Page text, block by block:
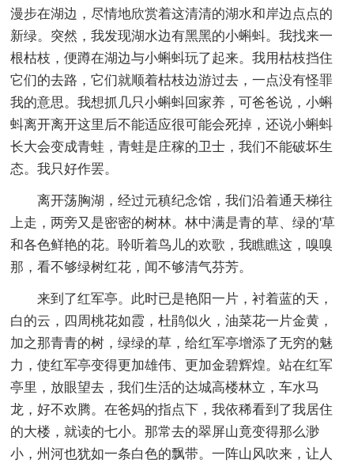
漫步在湖边，尽情地欣赏着这清清的湖水和岸边点点的
新绿。突然，我发现湖水边有黑黑的小蝌蚪。我找来一
根枯枝，便蹲在湖边与小蝌蚪玩了起来。我用枯枝挡住
它们的去路，它们就顺着枯枝边游过去，一点没有怪罪
我的意思。我想抓几只小蝌蚪回家养，可爸爸说，小蝌
蚪离开离开这里后不能适应很可能会死掉，还说小蝌蚪
长大会变成青蛙，青蛙是庄稼的卫士，我们不能破坏生
态。我只好作罢。
离开荡胸湖，经过元稹纪念馆，我们沿着通天梯往
上走，两旁又是密密的树林。林中满是青的草、绿的'草
和各色鲜艳的花。聆听着鸟儿的欢歌，我瞧瞧这，嗅嗅
那，看不够绿树红花，闻不够清气芬芳。
来到了红军亭。此时已是艳阳一片，衬着蓝的天，
白的云，四周桃花如霞，杜鹃似火，油菜花一片金黄，
加之那青青的树，绿绿的草，给红军亭增添了无穷的魅
力，使红军亭变得更加雄伟、更加金碧辉煌。站在红军
亭里，放眼望去，我们生活的达城高楼林立，车水马
龙，好不欢腾。在爸妈的指点下，我依稀看到了我居住
的大楼，就读的七小。那常去的翠屏山竟变得那么渺
小，州河也犹如一条白色的飘带。一阵山风吹来，让人